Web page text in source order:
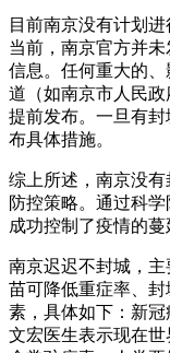
目前南京没有计划
当前，南京官方并
信息。任何重大的
道（如南京市人民政
提前发布。一旦有
布具体措施。
综上所述，南京没
防控策略。通过科
成功控制了疫情的蔓
南京迟迟不封城，
苗可降低重症率、
素，具体如下：新
文宏医生表示现在